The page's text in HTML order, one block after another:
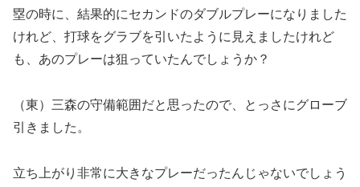
塁の時に、結果的にセカンドのダブルプレーになりました
けれど、打球をグラブを引いたように見えましたけれど
も、あのプレーは狙っていたんでしょうか？
（東）三森の守備範囲だと思ったので、とっさにグローブ
引きました。
立ち上がり非常に大きなプレーだったんじゃないでしょう